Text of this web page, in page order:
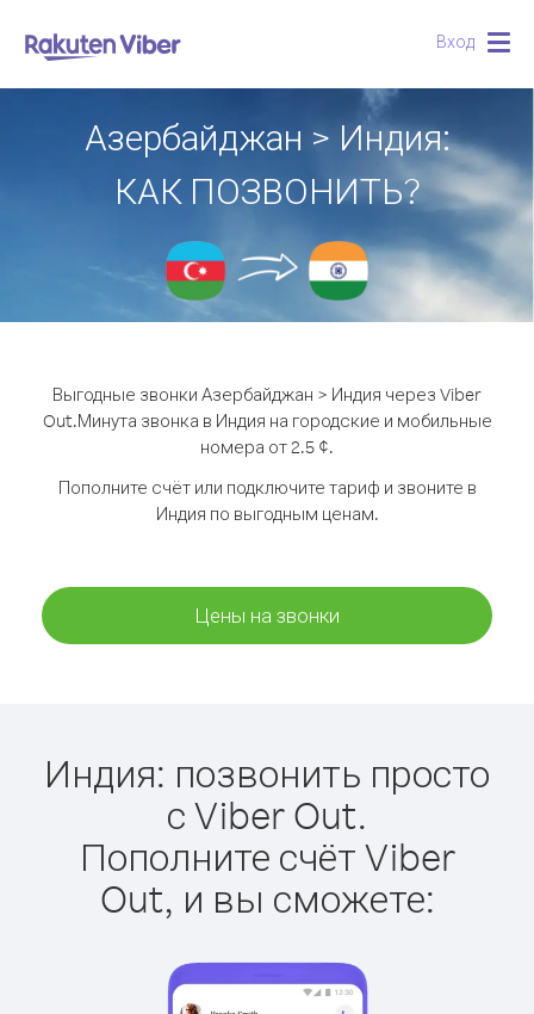
Вход
Азербайджан > Индия:
КАК ПОЗВОНИТЬ?
Выгодные звонки Азербайджан > Индия через Viber
Out.Минута звонка в Индия на городские и мобильные
номера от 2.5 ¢.
Пополните счёт или подключите тариф и звоните в
Индия по выгодным ценам.
Цены на звонки
Индия: позвонить просто
с Viber Out.
Пополните счёт Viber
Out, и вы сможете: